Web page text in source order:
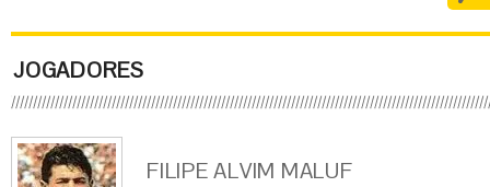
JOGADORES
FILIPE ALVIM MALUF